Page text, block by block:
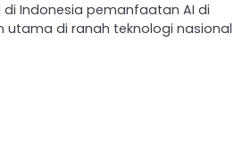
Indonesia pemanfaatan AI di
di ranah teknologi nasional